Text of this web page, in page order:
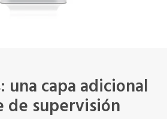
capa adicional
de supervisión